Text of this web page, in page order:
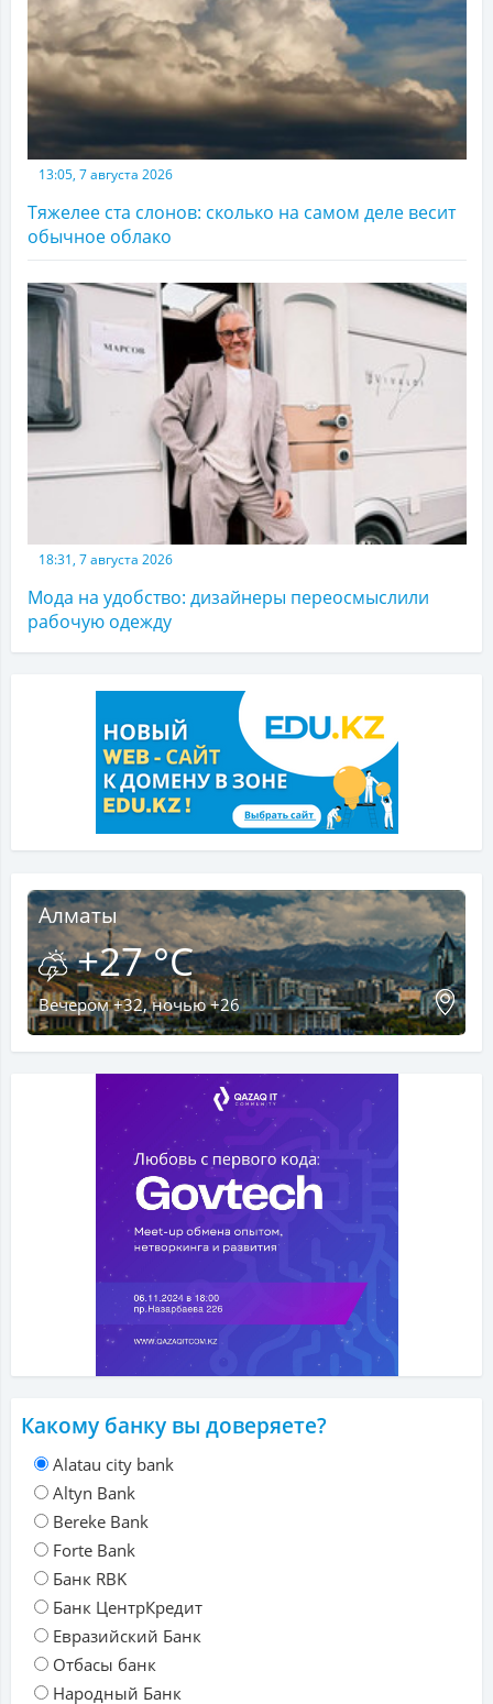
13:05, 7 августа 2026
Тяжелее ста слонов: сколько на самом деле весит
обычное облако
18:31, 7 августа 2026
Мода на удобство: дизайнеры переосмыслили
рабочую одежду
Алматы
+27 °C
Вечером +32, ночью +26
Какому банку вы доверяете?
Alatau city bank
Altyn Bank
Bereke Bank
Forte Bank
Банк RBK
Банк ЦентрКредит
Евразийский Банк
Отбасы банк
Народный Банк